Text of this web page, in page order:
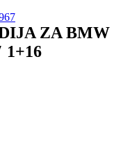
ZA BMW
1+16